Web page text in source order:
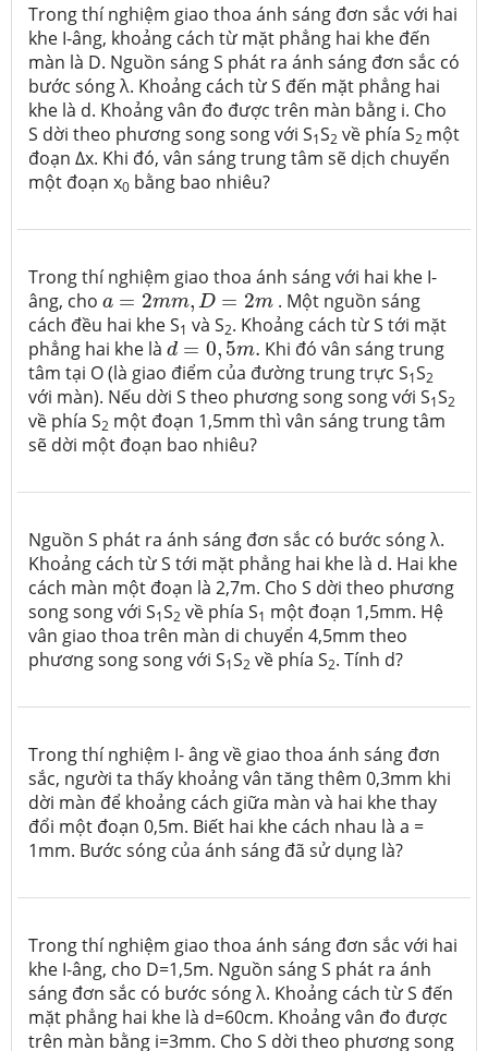
Trong thí nghiệm giao thoa ánh sáng đơn sắc với hai
khe I-âng, khoảng cách từ mặt phẳng hai khe đến
màn là D. Nguồn sáng S phát ra ánh sáng đơn sắc có
bước sóng λ. Khoảng cách từ S đến mặt phẳng hai
khe là d. Khoảng vân đo được trên màn bằng i. Cho
S dời theo phương song song với S1S2 về phía S2 một
đoạn ∆x. Khi đó, vân sáng trung tâm sẽ dịch chuyển
một đoạn x0 bằng bao nhiêu?
Trong thí nghiệm giao thoa ánh sáng với hai khe I-
âng, cho a = 2mm, D = 2m
a=2mm,D=2m
. Một nguồn sáng
cách đều hai khe S1 và S2. Khoảng cách từ S tới mặt
phẳng hai khe là d = 0, 5m.
d= 0,5m.
Khi đó vân sáng trung
tâm tại O (là giao điểm của đường trung trực S1S2
với màn). Nếu dời S theo phương song song với S1S2
về phía S2 một đoạn 1,5mm thì vân sáng trung tâm
sẽ dời một đoạn bao nhiêu?
Nguồn S phát ra ánh sáng đơn sắc có bước sóng λ.
Khoảng cách từ S tới mặt phẳng hai khe là d. Hai khe
cách màn một đoạn là 2,7m. Cho S dời theo phương
song song với S­1S2 về phía S1 một đoạn 1,5mm. Hệ
vân giao thoa trên màn di chuyển 4,5mm theo
phương song song với S1S2 về phía S2. Tính d?
Trong thí nghiệm I- âng về giao thoa ánh sáng đơn
sắc, người ta thấy khoảng vân tăng thêm 0,3mm khi
dời màn để khoảng cách giữa màn và hai khe thay
đổi một đoạn 0,5m. Biết hai khe cách nhau là a =
1mm. Bước sóng của ánh sáng đã sử dụng là?
Trong thí nghiệm giao thoa ánh sáng đơn sắc với hai
khe I-âng, cho D=1,5m. Nguồn sáng S phát ra ánh
sáng đơn sắc có bước sóng λ. Khoảng cách từ S đến
mặt phẳng hai khe là d=60cm. Khoảng vân đo được
trên màn bằng i=3mm. Cho S dời theo phương song